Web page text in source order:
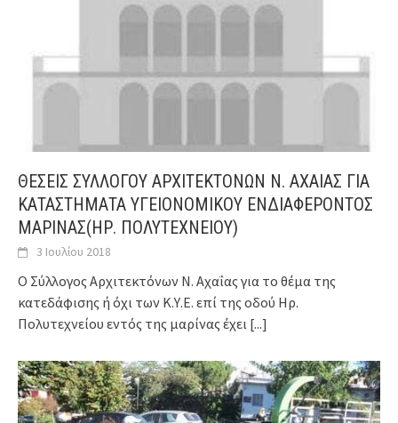
ΘΕΣΕΙΣ ΣΥΛΛΟΓΟΥ ΑΡΧΙΤΕΚΤΟΝΩΝ Ν. ΑΧΑΙΑΣ ΓΙΑ
ΚΑΤΑΣΤΗΜΑΤΑ ΥΓΕΙΟΝΟΜΙΚΟΥ ΕΝΔΙΑΦΕΡΟΝΤΟΣ
ΜΑΡΙΝΑΣ(ΗΡ. ΠΟΛΥΤΕΧΝΕΙΟΥ)
3 Ιουλίου 2018
Ο Σύλλογος Αρχιτεκτόνων Ν. Αχαΐας για το θέμα της
κατεδάφισης ή όχι των Κ.Υ.Ε. επί της οδού Ηρ.
Πολυτεχνείου εντός της μαρίνας έχει [...]